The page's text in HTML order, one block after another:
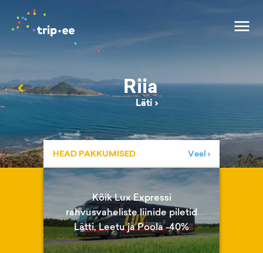
‹ Riia
Läti ›
HEAD PAKKUMISED Veel ›
Kõik Lux Expressi
rahvusvaheliste liinide piletid
Lätti, Leetu ja Poola -40%